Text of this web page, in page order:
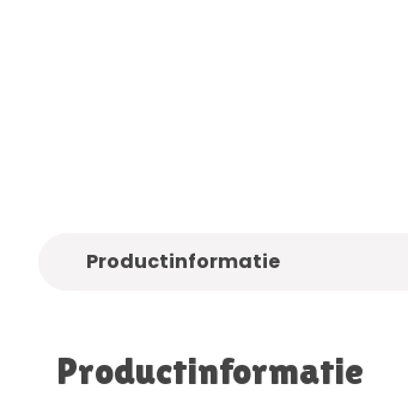
Productinformatie
Productinformatie